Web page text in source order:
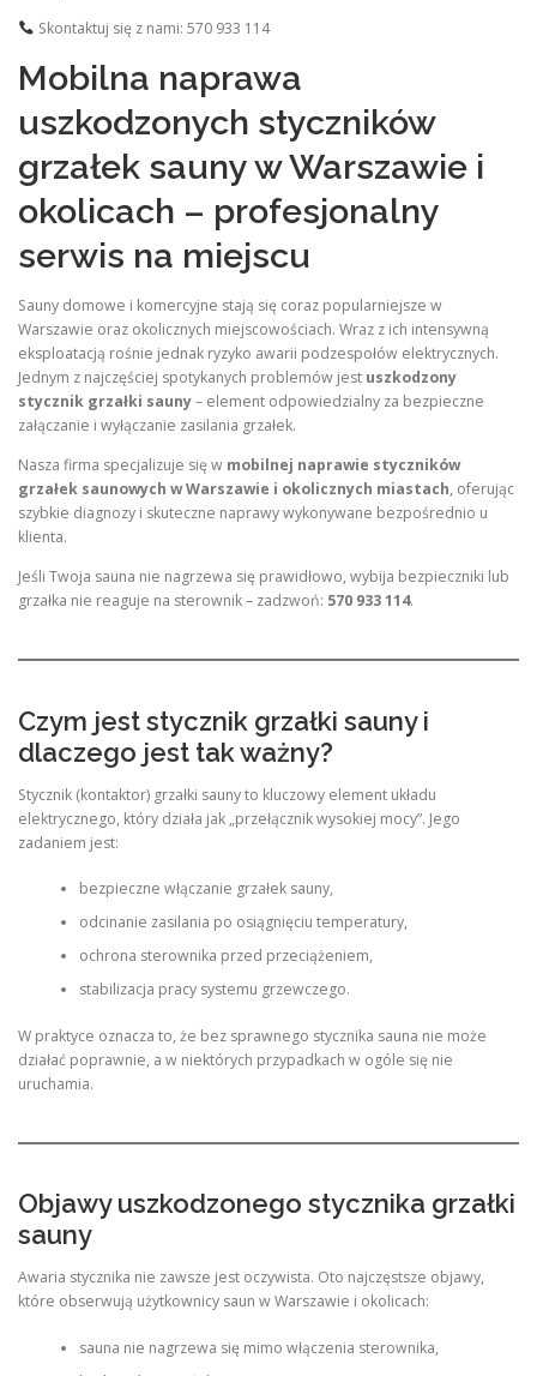
Skontaktuj się z nami: 570 933 114
Mobilna naprawa
uszkodzonych styczników
grzałek sauny w Warszawie i
okolicach – profesjonalny
serwis na miejscu
Sauny domowe i komercyjne stają się coraz popularniejsze w
Warszawie oraz okolicznych miejscowościach. Wraz z ich intensywną
eksploatacją rośnie jednak ryzyko awarii podzespołów elektrycznych.
Jednym z najczęściej spotykanych problemów jest uszkodzony
stycznik grzałki sauny– element odpowiedzialny za bezpieczne
załączanie i wyłączanie zasilania grzałek.
Nasza firma specjalizuje się w mobilnej naprawie styczników
grzałek saunowych w Warszawie i okolicznych miastach, oferując
szybkie diagnozy i skuteczne naprawy wykonywane bezpośrednio u
klienta.
Jeśli Twoja sauna nie nagrzewa się prawidłowo, wybija bezpieczniki lub
grzałka nie reaguje na sterownik – zadzwoń: 570 933 114.
Czym jest stycznik grzałki sauny i
dlaczego jest tak ważny?
Stycznik (kontaktor) grzałki sauny to kluczowy element układu
elektrycznego, który działa jak „przełącznik wysokiej mocy”. Jego
zadaniem jest:
bezpieczne włączanie grzałek sauny,
odcinanie zasilania po osiągnięciu temperatury,
ochrona sterownika przed przeciążeniem,
stabilizacja pracy systemu grzewczego.
W praktyce oznacza to, że bez sprawnego stycznika sauna nie może
działać poprawnie, a w niektórych przypadkach w ogóle się nie
uruchamia.
Objawy uszkodzonego stycznika grzałki
sauny
Awaria stycznika nie zawsze jest oczywista. Oto najczęstsze objawy,
które obserwują użytkownicy saun w Warszawie i okolicach:
sauna nie nagrzewa się mimo włączenia sterownika,